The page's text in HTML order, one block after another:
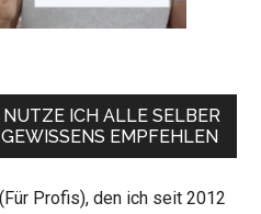
ICH ALLE SELBER
EMPFEHLEN
Profis), den ich seit 2012